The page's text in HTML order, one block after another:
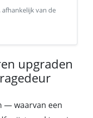
van de
upgraden
— waarvan een